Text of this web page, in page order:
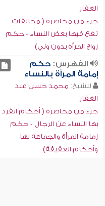
الغفار
جزء من محاضرة ( مخالفات
تقع فيها بعض النساء - حكم
زواج المرأة بدون ولي)
الفهرس:حكم
إمامة المرأة بالنساء
للشيخ: محمد حسن عبد
الغفار
جزء من محاضرة ( أحكام انفرد
بها النساء عن الرجال - حكم
إمامة المرأة والجماعة لها
وأحكام العقيقة)